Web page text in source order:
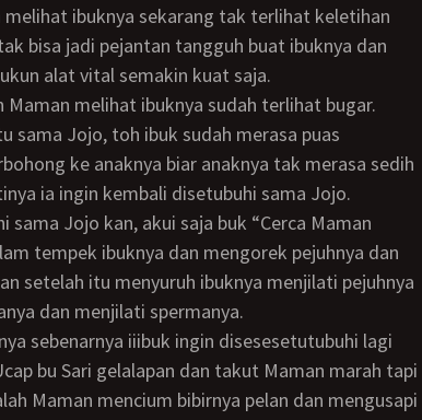
ibuknya sekarang tak terlihat keletihan
bisa jadi pejantan tangguh buat ibuknya dan
alat vital semakin kuat saja.
Maman melihat ibuknya sudah terlihat bugar.
ke anaknya biar anaknya tak merasa sedih
ia ingin kembali disetubuhi sama Jojo.
tempek ibuknya dan mengorek pejuhnya dan
setelah itu menyuruh ibuknya menjilati pejuhnya
dan menjilati spermanya.
bu Sari gelalapan dan takut Maman marah tapi
Maman mencium bibirnya pelan dan mengusapi